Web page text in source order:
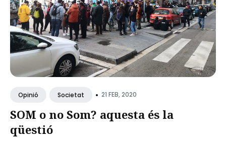
Opinió Societat • 21 FEB, 2020
SOM o no Som? aquesta és la
qüestió